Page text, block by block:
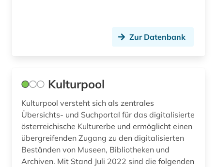
Zur Datenbank
Kulturpool
Kulturpool versteht sich als zentrales
Übersichts- und Suchportal für das digitalisierte
österreichische Kulturerbe und ermöglicht einen
übergreifenden Zugang zu den digitalisierten
Beständen von Museen, Bibliotheken und
Archiven. Mit Stand Juli 2022 sind die folgenden